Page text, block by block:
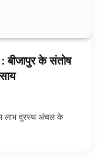
बीजापुर के संतोष
लाभ दूरस्थ अंचल के